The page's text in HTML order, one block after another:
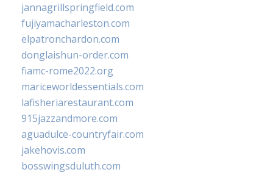
jannagrillspringfield.com
fujiyamacharleston.com
elpatronchardon.com
donglaishun-order.com
fiamc-rome2022.org
mariceworldessentials.com
lafisheriarestaurant.com
915jazzandmore.com
aguadulce-countryfair.com
jakehovis.com
bosswingsduluth.com